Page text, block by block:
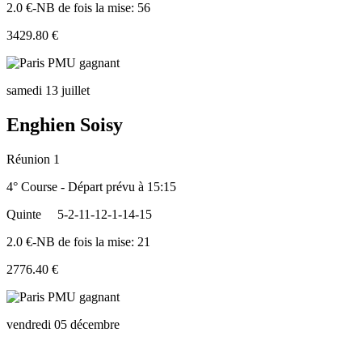
2.0 €-NB de fois la mise: 56
3429.80 €
samedi 13 juillet
Enghien Soisy
Réunion 1
4° Course - Départ prévu à 15:15
Quinte
5-2-11-12-1-14-15
2.0 €-NB de fois la mise: 21
2776.40 €
vendredi 05 décembre